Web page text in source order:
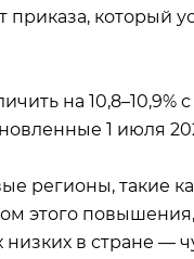
который
на 10,8–10,9%
1 июля
регионы, такие
этого
в стране —